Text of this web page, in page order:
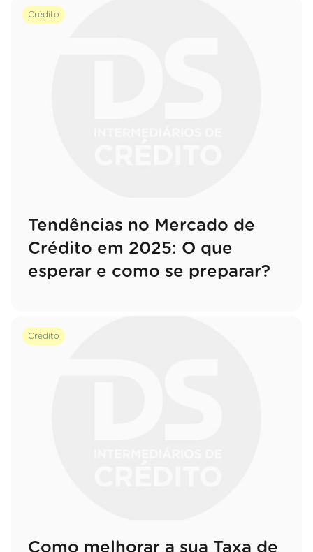
Crédito
Tendências no Mercado de
Crédito em 2025: O que
esperar e como se preparar?
Crédito
Como melhorar a sua Taxa de